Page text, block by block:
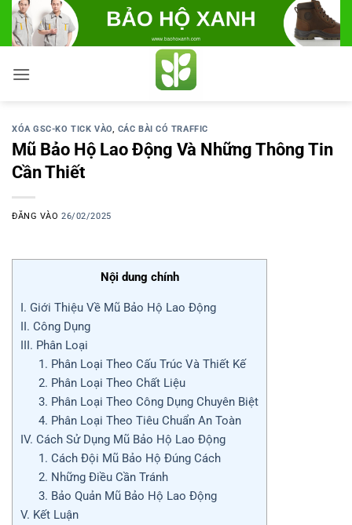
Bỏ
qua
nội
dung
XÓA GSC-KO TICK VÀO, CÁC BÀI CÓ TRAFFIC
Mũ Bảo Hộ Lao Động Và Những Thông Tin
Cần Thiết
ĐĂNG VÀO26/02/2025
Nội dung chính
I. Giới Thiệu Về Mũ Bảo Hộ Lao Động
II. Công Dụng
III. Phân Loại
1. Phân Loại Theo Cấu Trúc Và Thiết Kế
2. Phân Loại Theo Chất Liệu
3. Phân Loại Theo Công Dụng Chuyên Biệt
4. Phân Loại Theo Tiêu Chuẩn An Toàn
IV. Cách Sử Dụng Mũ Bảo Hộ Lao Động
1. Cách Đội Mũ Bảo Hộ Đúng Cách
2. Những Điều Cần Tránh
3. Bảo Quản Mũ Bảo Hộ Lao Động
V. Kết Luận